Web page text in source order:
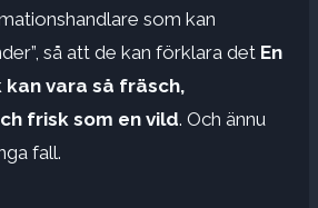
som kan
så att de kan förklara det En
vara så fräsch,
frisk som en vild. Och ännu
fall.